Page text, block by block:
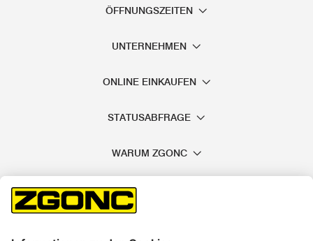
ÖFFNUNGSZEITEN
UNTERNEHMEN
ONLINE EINKAUFEN
STATUSABFRAGE
WARUM ZGONC